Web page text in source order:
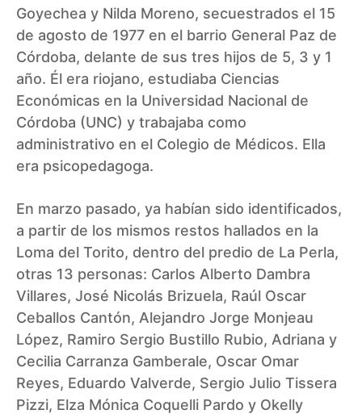
Goyechea y Nilda Moreno, secuestrados el 15
de agosto de 1977 en el barrio General Paz de
Córdoba, delante de sus tres hijos de 5, 3 y 1
año. Él era riojano, estudiaba Ciencias
Económicas en la Universidad Nacional de
Córdoba (UNC) y trabajaba como
administrativo en el Colegio de Médicos. Ella
era psicopedagoga.
En marzo pasado, ya habían sido identificados,
a partir de los mismos restos hallados en la
Loma del Torito, dentro del predio de La Perla,
otras 13 personas: Carlos Alberto Dambra
Villares, José Nicolás Brizuela, Raúl Oscar
Ceballos Cantón, Alejandro Jorge Monjeau
López, Ramiro Sergio Bustillo Rubio, Adriana y
Cecilia Carranza Gamberale, Oscar Omar
Reyes, Eduardo Valverde, Sergio Julio Tissera
Pizzi, Elza Mónica Coquelli Pardo y Okelly